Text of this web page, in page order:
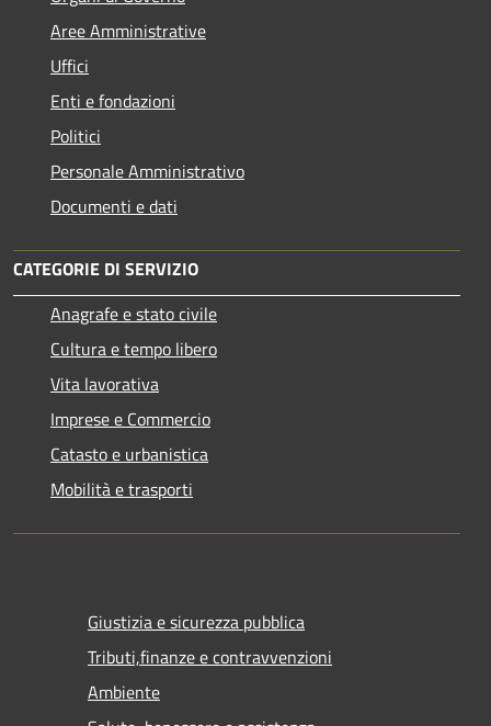
Aree Amministrative
Uffici
Enti e fondazioni
Politici
Personale Amministrativo
Documenti e dati
CATEGORIE DI SERVIZIO
Anagrafe e stato civile
Cultura e tempo libero
Vita lavorativa
Imprese e Commercio
Catasto e urbanistica
Mobilità e trasporti
Giustizia e sicurezza pubblica
Tributi,finanze e contravvenzioni
Ambiente